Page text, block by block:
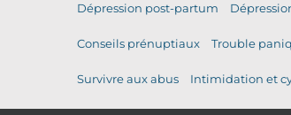
Dépression post-partum
Conseils prénuptiaux Trouble
Survivre aux abus Intimidation et